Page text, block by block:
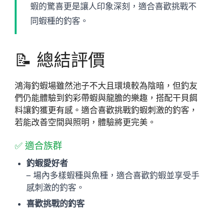
蝦的驚喜更是讓人印象深刻，適合喜歡挑戰不
同蝦種的釣客。
📝 總結評價
鴻海釣蝦場雖然池子不大且環境較為陰暗，但釣友
們仍能體驗到釣彩帶蝦與龍膽的樂趣，搭配干貝餌
料讓釣獲更有感。適合喜歡挑戰釣蝦刺激的釣客，
若能改善空間與照明，體驗將更完美。
✅ 適合族群
釣蝦愛好者
– 場內多樣蝦種與魚種，適合喜歡釣蝦並享受手
感刺激的釣客。
喜歡挑戰的釣客